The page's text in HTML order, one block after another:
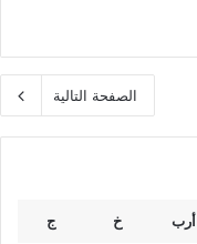
الصفحة التالية
أرب خ ج